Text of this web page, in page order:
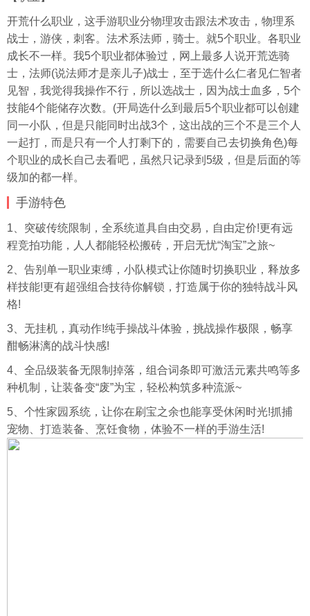
开荒什么职业，这手游职业分物理攻击跟法术攻击，物理系
战士，游侠，刺客。法术系法师，骑士。就5个职业。各职业
成长不一样。我5个职业都体验过，网上最多人说开荒选骑
士，法师(说法师才是亲儿子)战士，至于选什么仁者见仁智者
见智，我觉得我操作不行，所以选战士，因为战士血多，5个
技能4个能储存次数。(开局选什么到最后5个职业都可以创建
同一小队，但是只能同时出战3个，这出战的三个不是三个人
一起打，而是只有一个人打剩下的，需要自己去切换角色)每
个职业的成长自己去看吧，虽然只记录到5级，但是后面的等
级加的都一样。
手游特色
1、突破传统限制，全系统道具自由交易，自由定价!更有远
程竞拍功能，人人都能轻松搬砖，开启无忧“淘宝”之旅~
2、告别单一职业束缚，小队模式让你随时切换职业，释放多
样技能!更有超强组合技待你解锁，打造属于你的独特战斗风
格!
3、无挂机 ，真动作!纯手操战斗体验，挑战操作极限，畅享
酣畅淋漓的战斗快感!
4、全品级装备无限制掉落，组合词条即可激活元素共鸣等多
种机制，让装备变“废”为宝，轻松构筑多种流派~
5、个性家园系统，让你在刷宝之余也能享受休闲时光!抓捕
宠物、打造装备、烹饪食物，体验不一样的手游生活!